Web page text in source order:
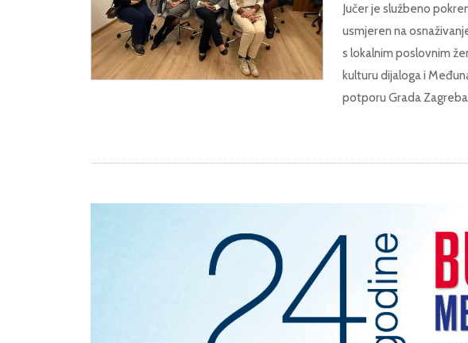
Jučer je službeno
usmjeren na
s lokalnim poslovnim
kulturu dijaloga i
potporu Grada